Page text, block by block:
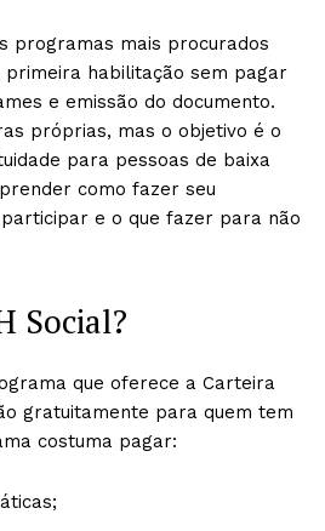
programas mais procurados
habilitação sem pagar
e emissão do documento.
próprias, mas o objetivo é o
para pessoas de baixa
como fazer seu
e o que fazer para não
Social?
que oferece a Carteira
gratuitamente para quem tem
costuma pagar: